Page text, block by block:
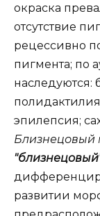
окраска
отсутствие
рецессивно
пигмента; по
наследуются:
эпилепсия;
Близнецовый
развитии